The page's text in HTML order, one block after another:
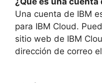
Una cuenta de IBM
para IBM Cloud.
sitio web de IBM
dirección de correo